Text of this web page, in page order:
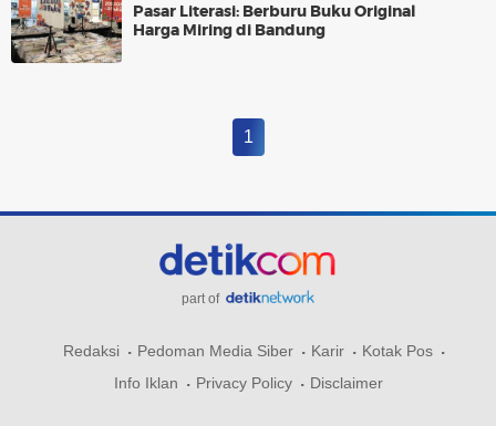
Pasar Literasi: Berburu Buku Original
Harga Miring di Bandung
1
part of
Redaksi Pedoman Media Siber Karir
Kotak Pos
Info Iklan
Privacy Policy Disclaimer